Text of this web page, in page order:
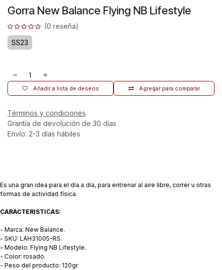
Gorra New Balance Flying NB Lifestyle
(0 reseña)
SS23
Agregar para comparar
Añadir a lista de deseos
Términos y condiciones
Grantía de devolución de 30 días
Envío: 2-3 días hábiles
Es una gran idea para el día a día, para entrenar al aire libre, correr u otras
formas de actividad física.
CARACTERISTICAS:
- Marca: New Balance.
- SKU: LAH31005-RS.
- Modelo: Flying NB Lifestyle.
- Color: rosado.
- Peso del producto: 120gr.